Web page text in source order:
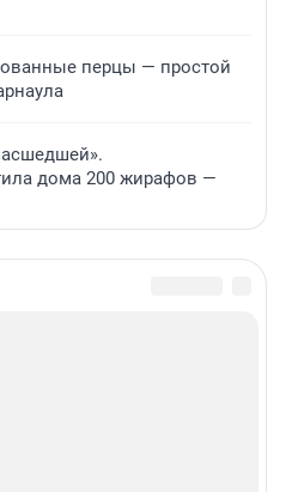
перцы — простой
дома 200 жирафов —